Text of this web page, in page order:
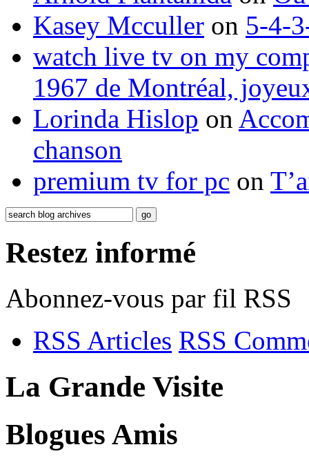
Kasey Mcculler on 5-4-
watch live tv on my
1967 de Montréal,
Lorinda Hislop on
chanson
premium tv for pc on
Restez informé
Abonnez-vous par fil RSS
RSS Articles RSS
La Grande Visite
Blogues Amis